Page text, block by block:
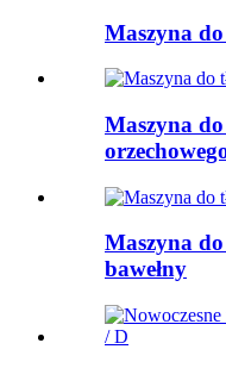
Maszyna do
Maszyna do
Maszyna
bawełny